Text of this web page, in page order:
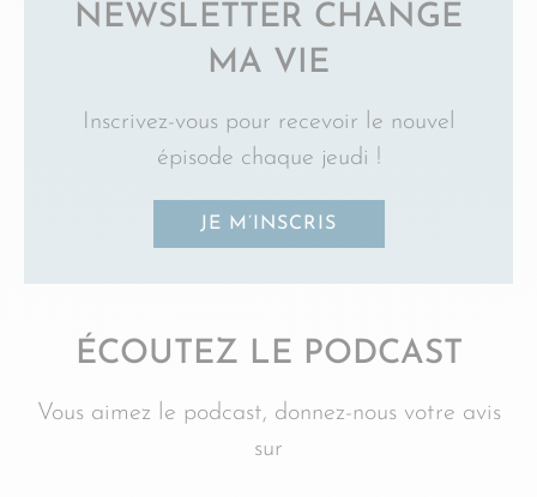
NEWSLETTER CHANGE
MA VIE
Inscrivez-vous pour recevoir le nouvel
épisode chaque jeudi !
JE M’INSCRIS
ÉCOUTEZ LE PODCAST
Vous aimez le podcast, donnez-nous votre avis
sur